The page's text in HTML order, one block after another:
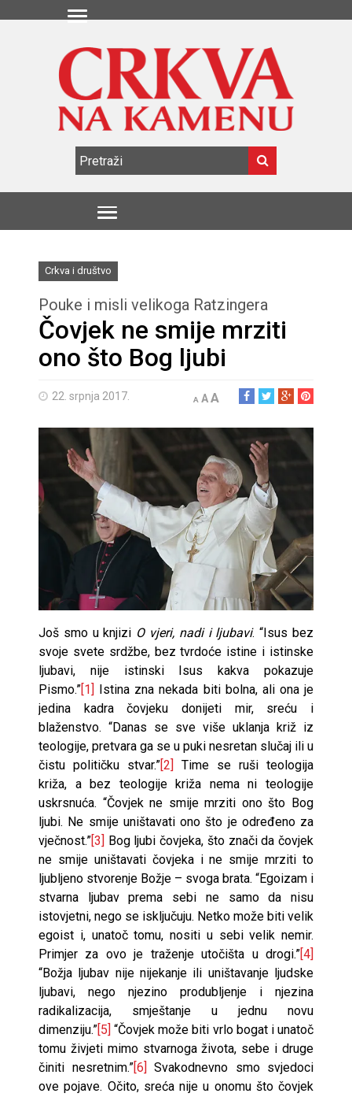
Crkva i društvo
Pouke i misli velikoga Ratzingera
Čovjek ne smije mrziti
ono što Bog ljubi
22. srpnja 2017. A AA
Još smo u knjizi O vjeri, nadi i ljubavi. “Isus bez
svoje svete srdžbe, bez tvrdoće istine i istinske
ljubavi, nije istinski Isus kakva pokazuje
Pismo.”[1] Istina zna nekada biti bolna, ali ona je
jedina kadra čovjeku donijeti mir, sreću i
blaženstvo. “Danas se sve više uklanja križ iz
teologije, pretvara ga se u puki nesretan slučaj ili u
čistu političku stvar.”[2]
Time se ruši teologija
križa, a bez teologije križa nema ni teologije
uskrsnuća. “Čovjek ne smije mrziti ono što Bog
ljubi. Ne smije uništavati ono što je određeno za
vječnost.”[3] Bog ljubi čovjeka, što znači da čovjek
ne smije uništavati čovjeka i ne smije mrziti to
ljubljeno stvorenje Božje – svoga brata. “Egoizam i
stvarna ljubav prema sebi ne samo da nisu
istovjetni, nego se isključuju. Netko može biti velik
egoist i, unatoč tomu, nositi u sebi velik nemir.
Primjer za ovo je traženje utočišta u drogi.”[4]
“Božja ljubav nije nijekanje ili uništavanje ljudske
ljubavi, nego njezino produbljenje i njezina
radikalizacija, smještanje u jednu novu
dimenziju.”[5] “Čovjek može biti vrlo bogat i unatoč
tomu živjeti mimo stvarnoga života, sebe i druge
činiti nesretnim.”[6] Svakodnevno smo svjedoci
ove pojave. Očito, sreća nije u onomu što čovjek